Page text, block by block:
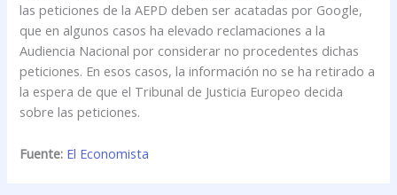
las peticiones de la AEPD deben ser acatadas por Google,
que en algunos casos ha elevado reclamaciones a la
Audiencia Nacional por considerar no procedentes dichas
peticiones. En esos casos, la información no se ha retirado a
la espera de que el Tribunal de Justicia Europeo decida
sobre las peticiones.
Fuente: El Economista